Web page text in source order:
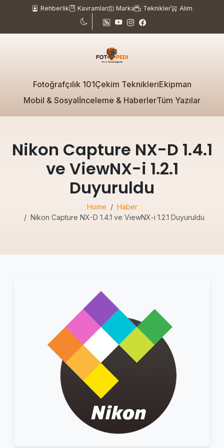
Rehberlik Kavramlar Marka Teknikler Alım
Fotoğrafçılık 101Çekim TeknikleriEkipman
Mobil & Sosyalİnceleme & HaberlerTüm Yazılar
Nikon Capture NX-D 1.4.1
ve ViewNX-i 1.2.1
Duyuruldu
Home
Haber
Nikon Capture NX-D 1.4.1 ve ViewNX-i 1.2.1 Duyuruldu